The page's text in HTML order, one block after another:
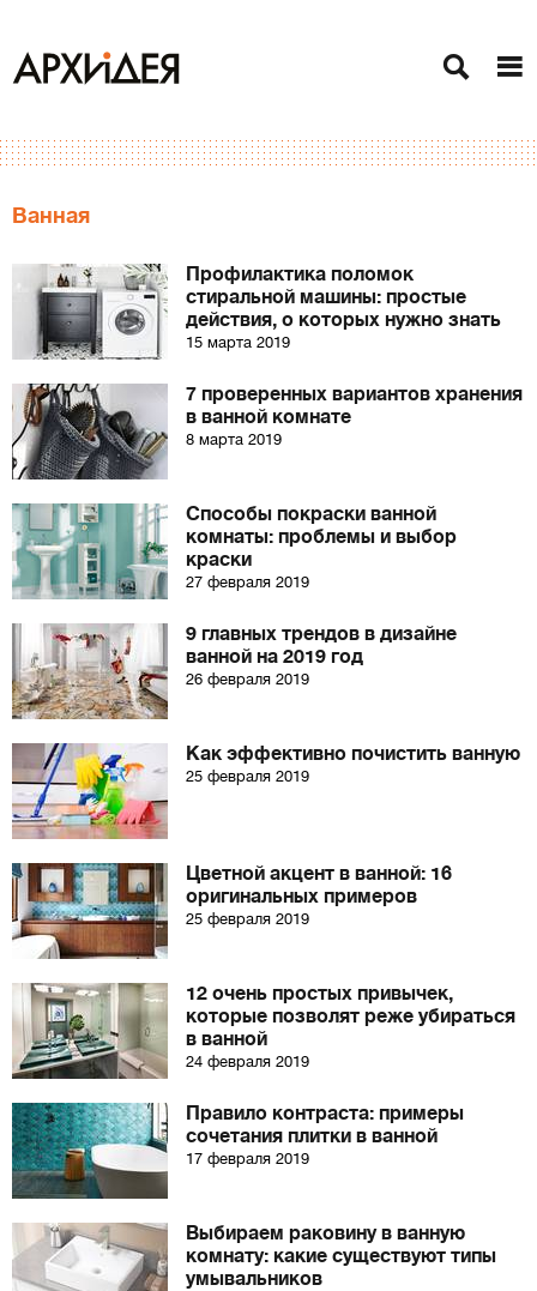
Ванная
Профилактика поломок
стиральной машины: простые
действия, о которых нужно знать
15 марта 2019
7 проверенных вариантов хранения
в ванной комнате
8 марта 2019
Способы покраски ванной
комнаты: проблемы и выбор
краски
27 февраля 2019
9 главных трендов в дизайне
ванной на 2019 год
26 февраля 2019
Как эффективно почистить ванную
25 февраля 2019
Цветной акцент в ванной: 16
оригинальных примеров
25 февраля 2019
12 очень простых привычек,
которые позволят реже убираться
в ванной
24 февраля 2019
Правило контраста: примеры
сочетания плитки в ванной
17 февраля 2019
Выбираем раковину в ванную
комнату: какие существуют типы
умывальников